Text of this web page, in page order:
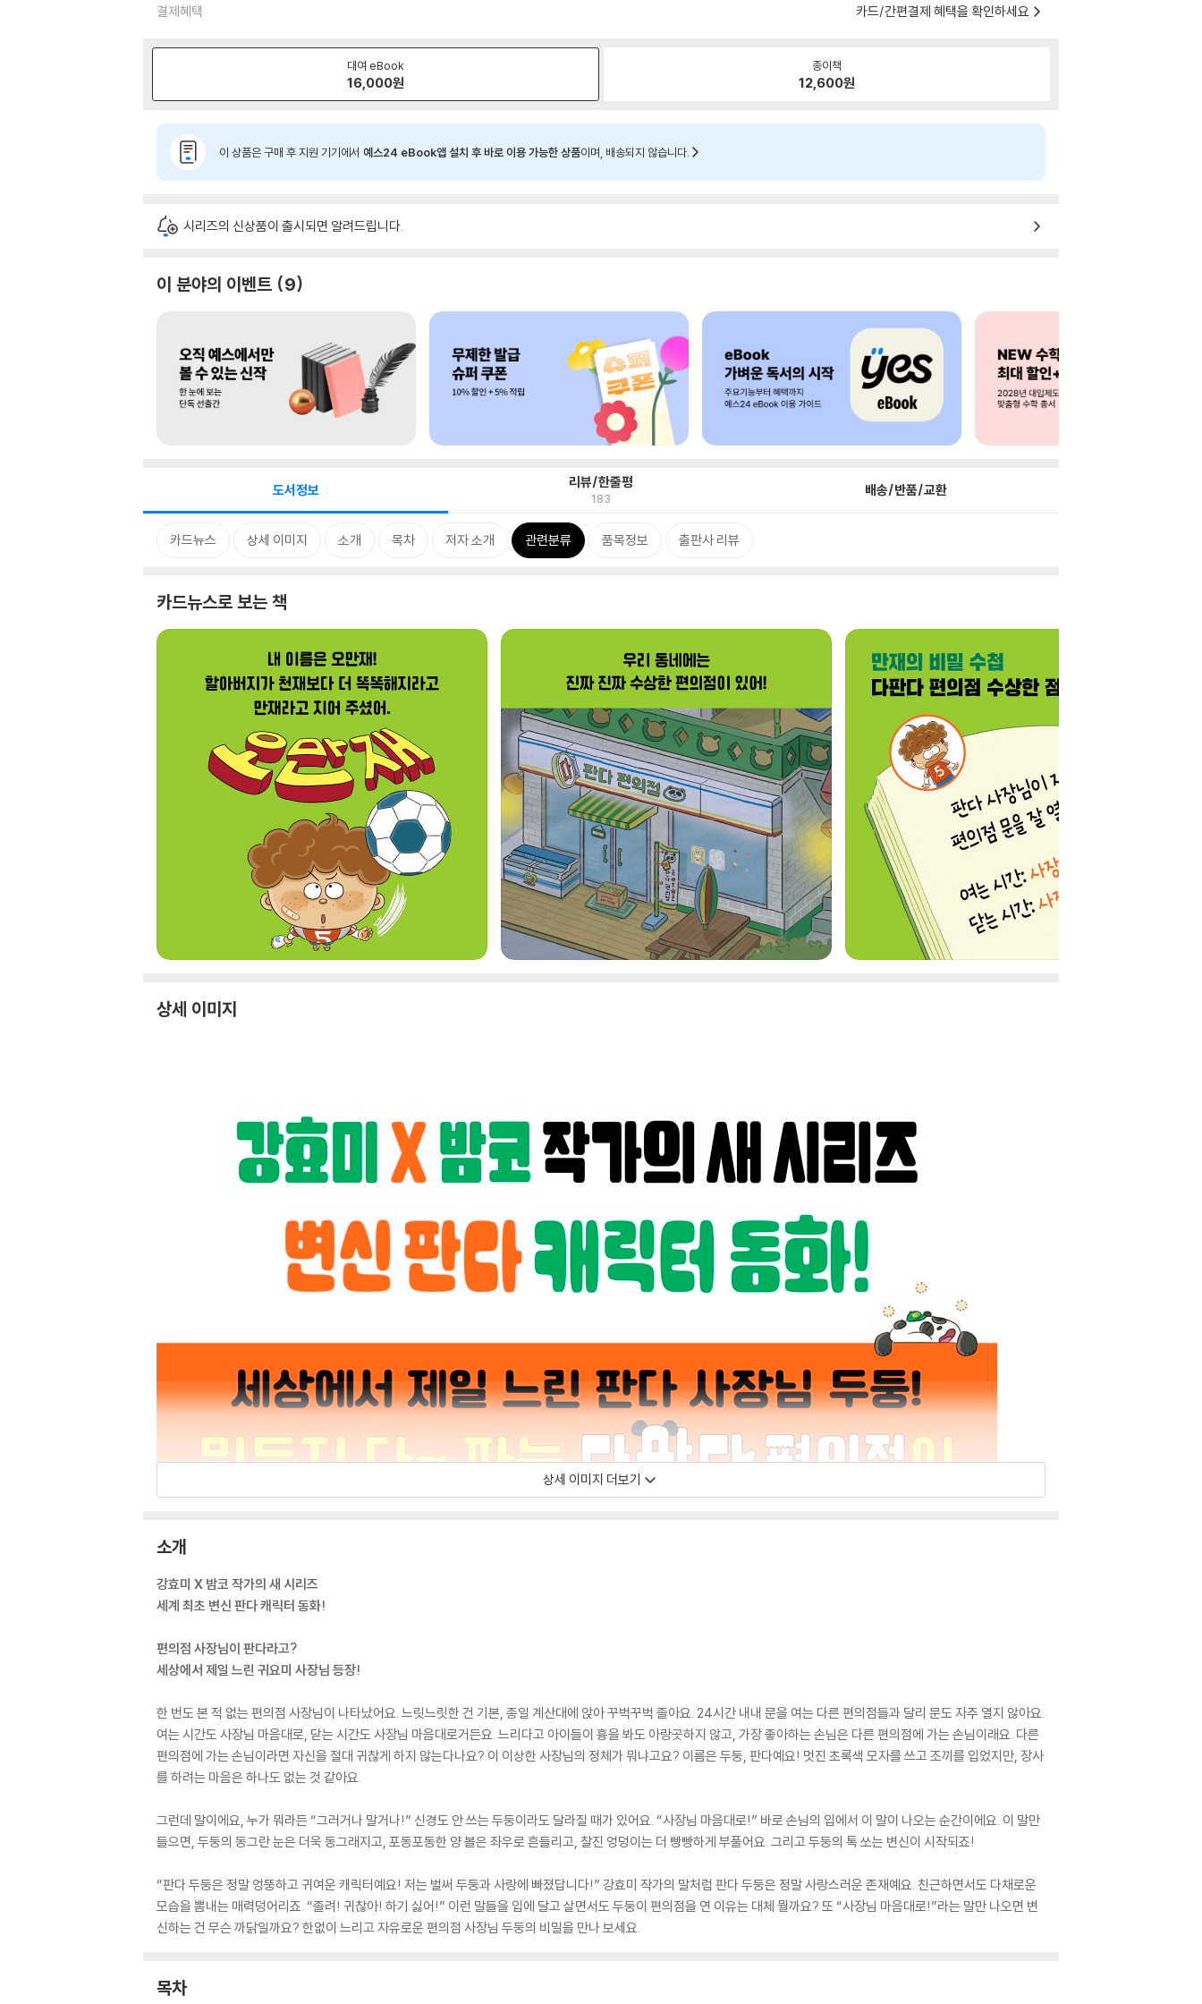
결제혜택 카드/간편결제 혜택을 확인하세요
대여 eBook
16,000원
종이책
12,600원
이 상품은 구매 후 지원 기기에서 예스24 eBook앱 설치 후 바로 이용 가능한 상품이며, 배송되지 않습니다.
시리즈의 신상품이 출시되면 알려드립니다.
이 분야의 이벤트 9
도서정보 리뷰/한줄평
183 배송/반품/교환
카드뉴스 상세 이미지 소개 목차 저자 소개 관련분류 품목정보 출판사 리뷰
카드뉴스로 보는 책
상세 이미지
상세 이미지 더보기
소개
강효미 X 밤코 작가의 새 시리즈
세계 최초 변신 판다 캐릭터 동화!
편의점 사장님이 판다라고?
세상에서 제일 느린 귀요미 사장님 등장!
한 번도 본 적 없는 편의점 사장님이 나타났어요. 느릿느릿한 건 기본, 종일 계산대에 앉아 꾸벅꾸벅 졸아요. 24시간 내내 문을 여는 다른 편의점들과 달리 문도 자주 열지 않아요.
여는 시간도 사장님 마음대로, 닫는 시간도 사장님 마음대로거든요. 느리다고 아이들이 흉을 봐도 아랑곳하지 않고, 가장 좋아하는 손님은 다른 편의점에 가는 손님이래요. 다른
편의점에 가는 손님이라면 자신을 절대 귀찮게 하지 않는다나요? 이 이상한 사장님의 정체가 뭐냐고요? 이름은 두둥, 판다예요! 멋진 초록색 모자를 쓰고 조끼를 입었지만, 장사
를 하려는 마음은 하나도 없는 것 같아요.
그런데 말이에요, 누가 뭐라든 “그러거나 말거나!” 신경도 안 쓰는 두둥이라도 달라질 때가 있어요. “사장님 마음대로!” 바로 손님의 입에서 이 말이 나오는 순간이에요. 이 말만
들으면, 두둥의 동그란 눈은 더욱 동그래지고, 포동포동한 양 볼은 좌우로 흔들리고, 찰진 엉덩이는 더 빵빵하게 부풀어요. 그리고 두둥의 톡 쏘는 변신이 시작되죠!
“판다 두둥은 정말 엉뚱하고 귀여운 캐릭터예요! 저는 벌써 두둥과 사랑에 빠졌답니다!” 강효미 작가의 말처럼 판다 두둥은 정말 사랑스러운 존재예요. 친근하면서도 다채로운
모습을 뽐내는 매력덩어리죠. “졸려! 귀찮아! 하기 싫어!” 이런 말들을 입에 달고 살면서도 두둥이 편의점을 연 이유는 대체 뭘까요? 또 “사장님 마음대로!”라는 말만 나오면 변
신하는 건 무슨 까닭일까요? 한없이 느리고 자유로운 편의점 사장님 두둥의 비밀을 만나 보세요.
목차